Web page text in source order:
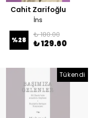
Cahit Zarifoğlu
İns
%28
₺ 180.00
₺ 129.60
Tükendi